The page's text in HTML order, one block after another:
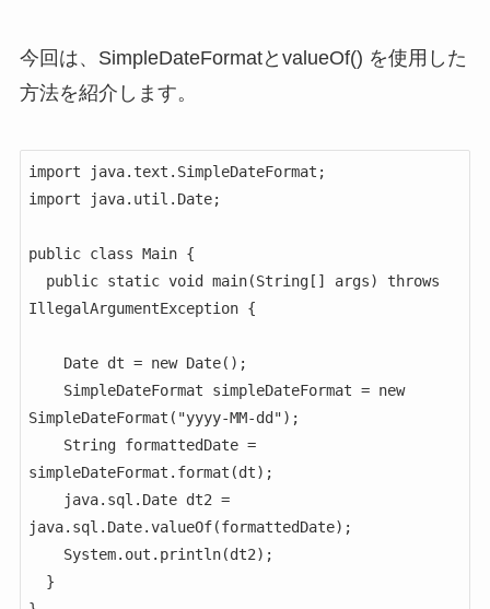
今回は、SimpleDateFormatとvalueOf() を使用した
方法を紹介します。
import java.text.SimpleDateFormat;
import java.util.Date;
public class Main {
IllegalArgumentException {
SimpleDateFormat("yyyy-MM-dd");
simpleDateFormat.format(dt);
java.sql.Date.valueOf(formattedDate);